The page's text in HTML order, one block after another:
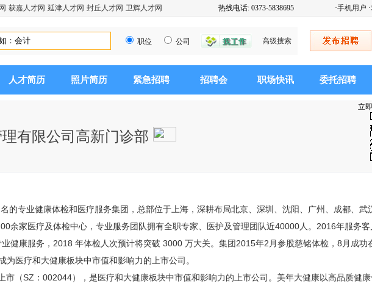
获嘉人才网 延津人才网 封丘人才网 卫辉人才网 热线电话: 0373-5838695 ·手机用户 ·
职位 公司 高级搜索
人才简历 照片简历 紧急招聘 招聘会 职场快讯 委托招聘
有限公司高新门诊部
立
的专业健康体检和医疗服务集团，总部位于上海，深耕布局北京、深圳、沈阳、广州、成都、武
余家医疗及体检中心，专业服务团队拥有全职专家、医护及管理团队近40000人。2016年服务
健康服务，2018 年体检人次预计将突破 3000 万大关。集团2015年2月参股慈铭体检，8月成功
医疗和大健康板块中市值和影响力的上市公司。
市（SZ：002044），是医疗和大健康板块中市值和影响力的上市公司。美年大健康以高品质健